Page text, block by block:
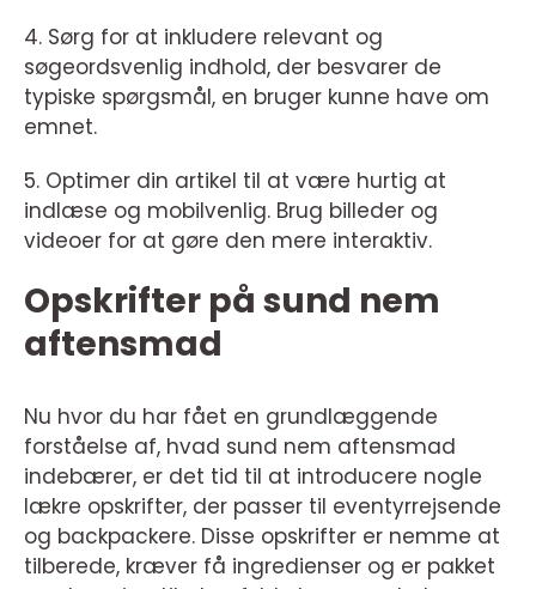
4. Sørg for at inkludere relevant og
søgeordsvenlig indhold, der besvarer de
typiske spørgsmål, en bruger kunne have om
emnet.
5. Optimer din artikel til at være hurtig at
indlæse og mobilvenlig. Brug billeder og
videoer for at gøre den mere interaktiv.
Opskrifter på sund nem
aftensmad
Nu hvor du har fået en grundlæggende
forståelse af, hvad sund nem aftensmad
indebærer, er det tid til at introducere nogle
lækre opskrifter, der passer til eventyrrejsende
og backpackere. Disse opskrifter er nemme at
tilberede, kræver få ingredienser og er pakket